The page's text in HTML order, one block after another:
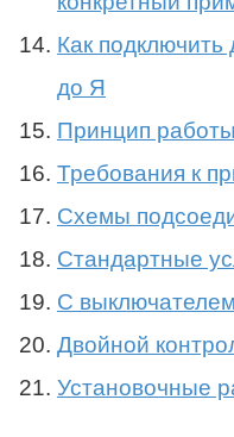
Как
до Я
Принцип
Требования к
Схемы
Стандартные
С выключателем
Двойной
Установочные